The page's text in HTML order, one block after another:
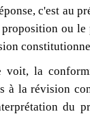
c'est au
ou
voit, la
à la révision
du